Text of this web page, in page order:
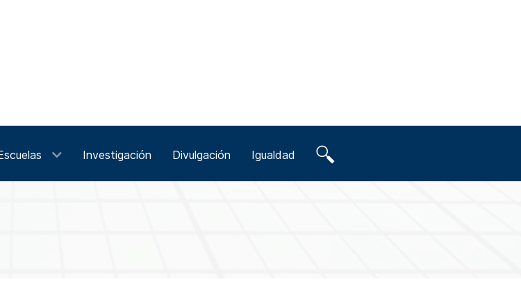
Investigación Divulgación Igualdad